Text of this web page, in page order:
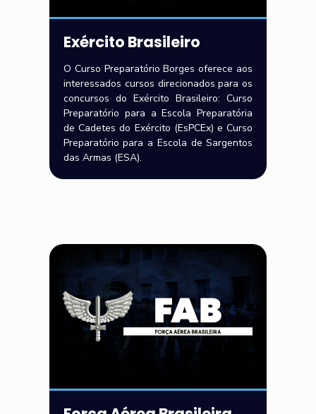
Exército Brasileiro
O Curso Preparatório Borges oferece aos
interessados cursos direcionados para os
concursos do Exército Brasileiro: Curso
Preparatório para a Escola Preparatória
de Cadetes do Exército (EsPCEx) e Curso
Preparatório para a Escola de Sargentos
das Armas (ESA).